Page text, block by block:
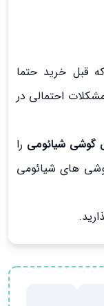
قبل خرید حتما
احتمالی در
گوشی شیائومی را
های شیائومی